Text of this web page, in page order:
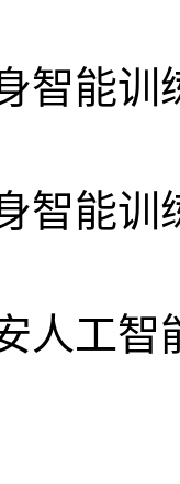
智能训
智能训
人工